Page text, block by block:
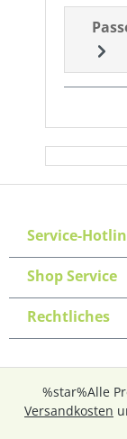
Service-
Shop Service
Rechtliches
%star%Alle
Versandkosten